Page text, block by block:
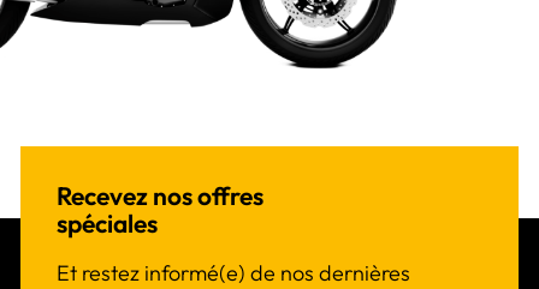
Recevez nos offres
spéciales
Et restez informé(e) de nos dernières